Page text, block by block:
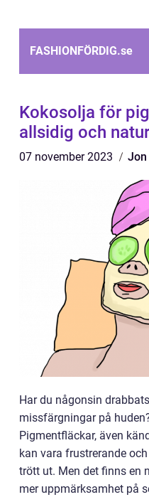
FASHIONFÖRDIG.se
Kokosolja för
allsidig och
07 november 2023 Jon
Har du någonsin
missfärgningar på
Pigmentfläckar, även
kan vara frustrerande
trött ut. Men det finns en
mer uppmärksamhet på